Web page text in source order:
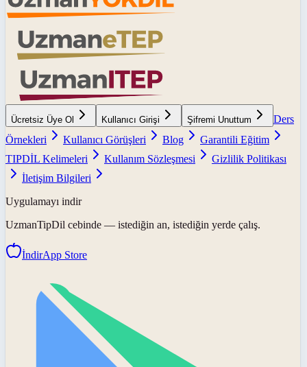
Ücretsiz Üye Ol Kullanıcı Girişi Şifremi Unuttum
Ders
Örnekleri
Kullanıcı Görüşleri Blog
Garantili Eğitim
TIPDİL Kelimeleri
Kullanım Sözleşmesi
Gizlilik Politikası
İletişim Bilgileri
Uygulamayı indir
UzmanTipDil cebinde — istediğin an, istediğin yerde çalış.
İndirApp Store